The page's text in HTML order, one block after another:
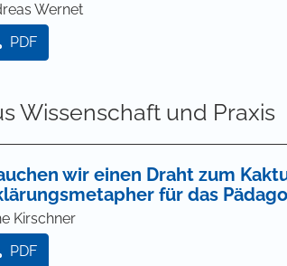
Wernet
PDF
Wissenschaft und Praxis
wir einen Draht zum
für das
Kirschner
PDF